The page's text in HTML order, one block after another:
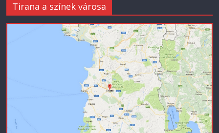
Tirana a színek városa